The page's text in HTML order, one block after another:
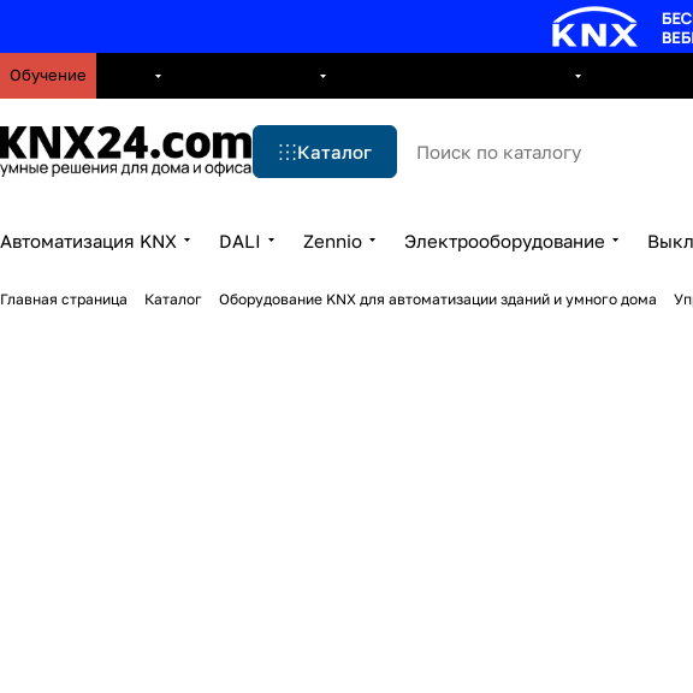
Обучение
Каталог
Автоматизация KNX DALI Zennio Электрооборудование
Главная страница Каталог Оборудование KNX для автоматизации зданий и умного дома